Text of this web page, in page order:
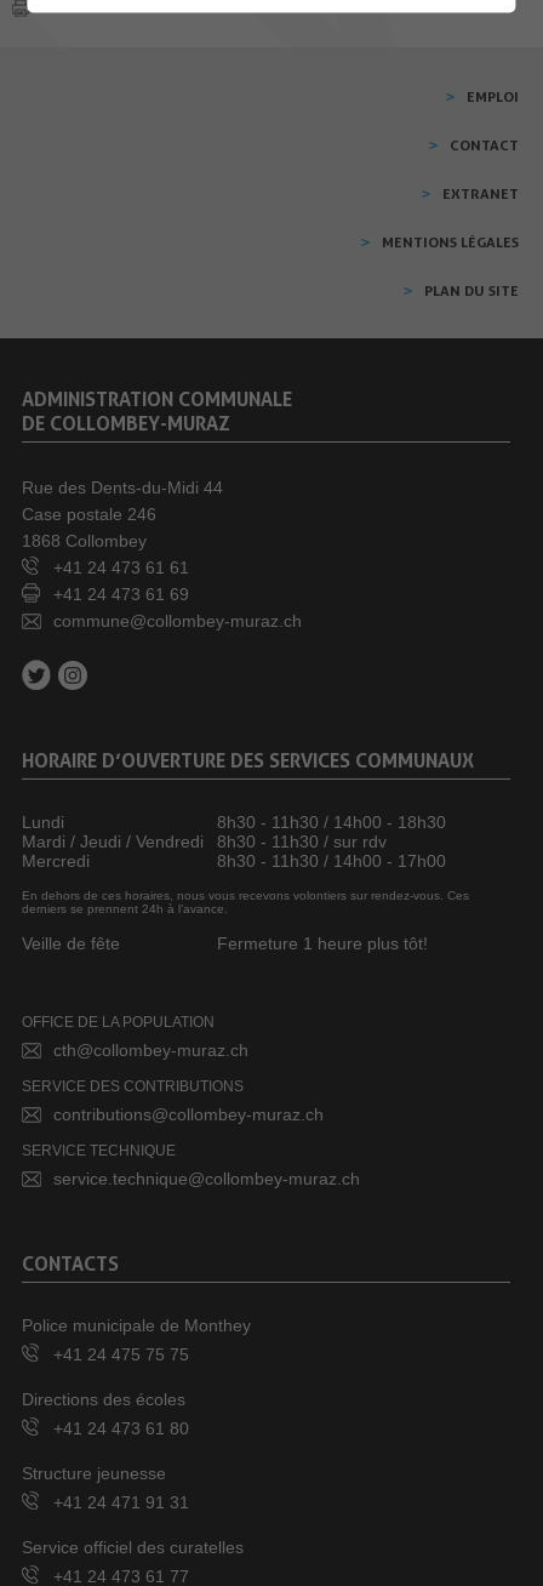
EMPLOI
CONTACT
EXTRANET
MENTIONS LÉGALES
PLAN DU SITE
ADMINISTRATION COMMUNALE
DE COLLOMBEY-MURAZ
Rue des Dents-du-Midi 44
Case postale 246
1868 Collombey
+41 24 473 61 61
+41 24 473 61 69
commune@collombey-muraz.ch
HORAIRE D’OUVERTURE DES SERVICES COMMUNAUX
Lundi
8h30 - 11h30 / 14h00 - 18h30
Mardi / Jeudi / Vendredi
8h30 - 11h30 / sur rdv
Mercredi
8h30 - 11h30 / 14h00 - 17h00
En dehors de ces horaires, nous vous recevons volontiers sur rendez-vous. Ces
derniers se prennent 24h à l’avance.
Veille de fête Fermeture 1 heure plus tôt!
OFFICE DE LA POPULATION
cth@collombey-muraz.ch
SERVICE DES CONTRIBUTIONS
contributions@collombey-muraz.ch
SERVICE TECHNIQUE
service.technique@collombey-muraz.ch
CONTACTS
Police municipale de Monthey
+41 24 475 75 75
Directions des écoles
+41 24 473 61 80
Structure jeunesse
+41 24 471 91 31
Service officiel des curatelles
+41 24 473 61 77